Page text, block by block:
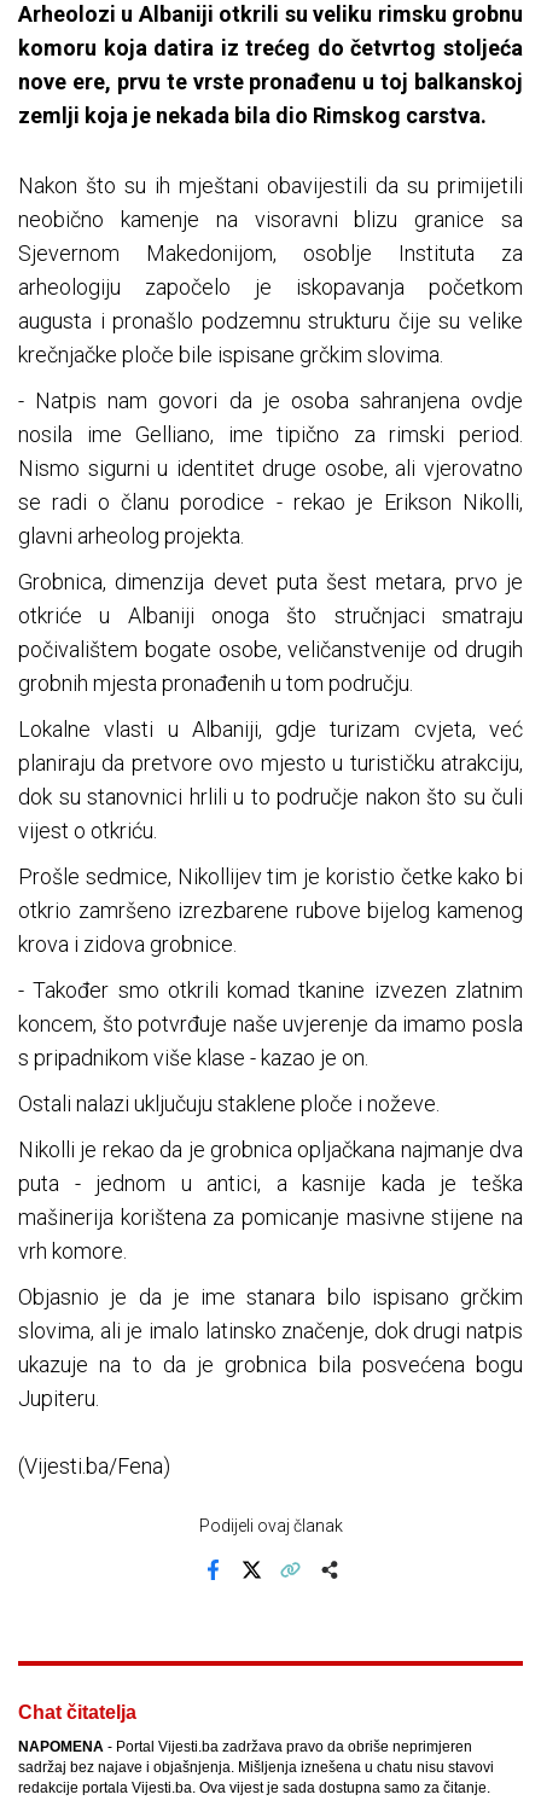
Arheolozi u Albaniji otkrili su veliku rimsku grobnu
komoru koja datira iz trećeg do četvrtog stoljeća
nove ere, prvu te vrste pronađenu u toj balkanskoj
zemlji koja je nekada bila dio Rimskog carstva.
Nakon što su ih mještani obavijestili da su primijetili
neobično kamenje na visoravni blizu granice sa
Sjevernom Makedonijom, osoblje Instituta za
arheologiju započelo je iskopavanja početkom
augusta i pronašlo podzemnu strukturu čije su velike
krečnjačke ploče bile ispisane grčkim slovima.
- Natpis nam govori da je osoba sahranjena ovdje
nosila ime Gelliano, ime tipično za rimski period.
Nismo sigurni u identitet druge osobe, ali vjerovatno
se radi o članu porodice - rekao je Erikson Nikolli,
glavni arheolog projekta.
Grobnica, dimenzija devet puta šest metara, prvo je
otkriće u Albaniji onoga što stručnjaci smatraju
počivalištem bogate osobe, veličanstvenije od drugih
grobnih mjesta pronađenih u tom području.
Lokalne vlasti u Albaniji, gdje turizam cvjeta, već
planiraju da pretvore ovo mjesto u turističku atrakciju,
dok su stanovnici hrlili u to područje nakon što su čuli
vijest o otkriću.
Prošle sedmice, Nikollijev tim je koristio četke kako bi
otkrio zamršeno izrezbarene rubove bijelog kamenog
krova i zidova grobnice.
- Također smo otkrili komad tkanine izvezen zlatnim
koncem, što potvrđuje naše uvjerenje da imamo posla
s pripadnikom više klase - kazao je on.
Ostali nalazi uključuju staklene ploče i noževe.
Nikolli je rekao da je grobnica opljačkana najmanje dva
puta - jednom u antici, a kasnije kada je teška
mašinerija korištena za pomicanje masivne stijene na
vrh komore.
Objasnio je da je ime stanara bilo ispisano grčkim
slovima, ali je imalo latinsko značenje, dok drugi natpis
ukazuje na to da je grobnica bila posvećena bogu
Jupiteru.
(Vijesti.ba/Fena)
Podijeli ovaj članak
Chat čitatelja
NAPOMENA - Portal Vijesti.ba zadržava pravo da obriše neprimjeren
sadržaj bez najave i objašnjenja. Mišljenja iznešena u chatu nisu stavovi
redakcije portala Vijesti.ba. Ova vijest je sada dostupna samo za čitanje.